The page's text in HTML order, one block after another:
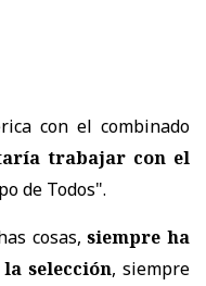
con el combinado
trabajar con el
de Todos".
cosas,siempre ha
selección, siempre